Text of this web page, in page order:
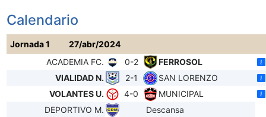
Calendario
Jornada 1
27/abr/2024
ACADEMIA FC.
0-2
FERROSOL
VIALIDAD N.
2-1
SAN LORENZO
VOLANTES U.
4-0
MUNICIPAL
DEPORTIVO M.
Descansa